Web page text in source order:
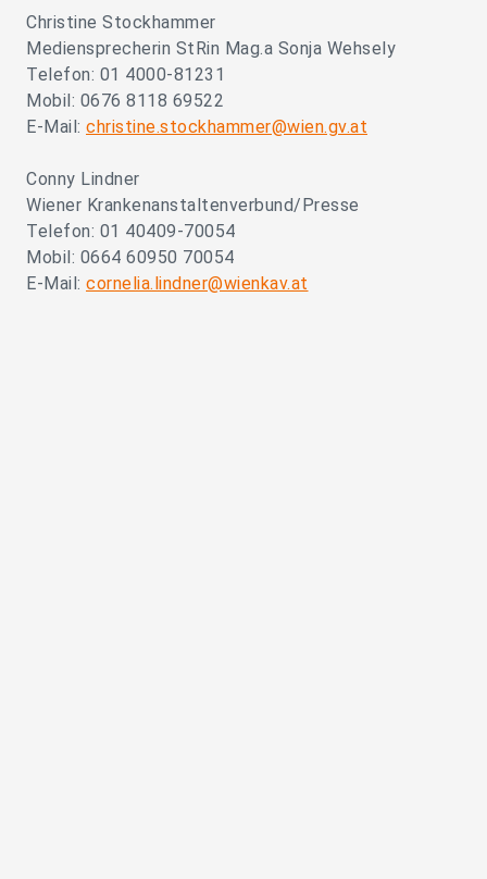
Christine Stockhammer
Mediensprecherin StRin Mag.a Sonja Wehsely
Telefon: 01 4000-81231
Mobil: 0676 8118 69522
E-Mail: christine.stockhammer@wien.gv.at
Conny Lindner
Wiener Krankenanstaltenverbund/Presse
Telefon: 01 40409-70054
Mobil: 0664 60950 70054
E-Mail: cornelia.lindner@wienkav.at